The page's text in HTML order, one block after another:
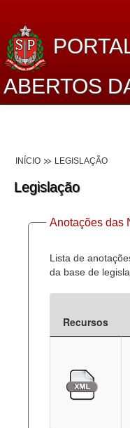
ABERTOS
Dados Abertos Alesp
Lei de Acesso à
Dados
Planejamento
Deputados Estaduais
Legislação
INÍCIO LEGISLAÇÃO
Legislação
Anotações das
Lista de
da base de
Recursos